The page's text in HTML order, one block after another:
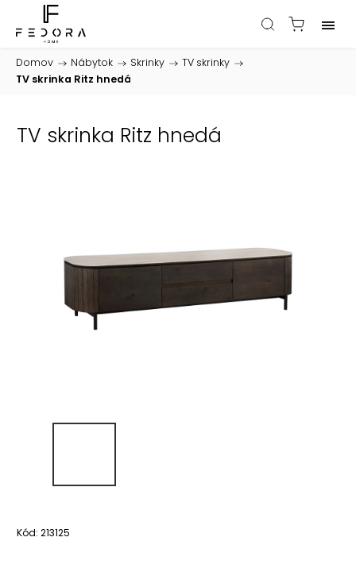
Domov / Nábytok / Skrinky / TV skrinky /
TV skrinka Ritz hnedá
TV skrinka Ritz hnedá
Kód: 213125